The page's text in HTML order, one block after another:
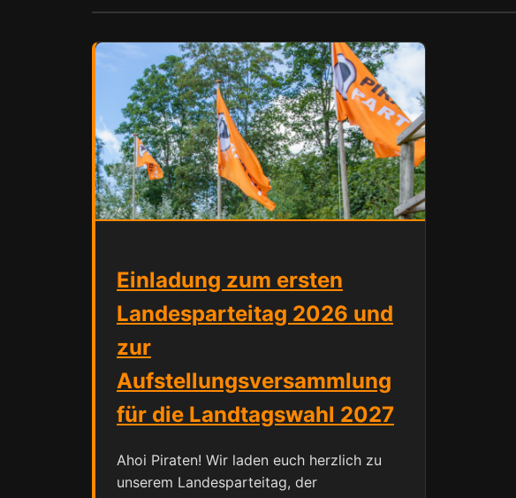
Einladung zum ersten
Landesparteitag 2026 und
zur
Aufstellungsversammlung
für die Landtagswahl 2027
Ahoi Piraten! Wir laden euch herzlich zu
unserem Landesparteitag, der